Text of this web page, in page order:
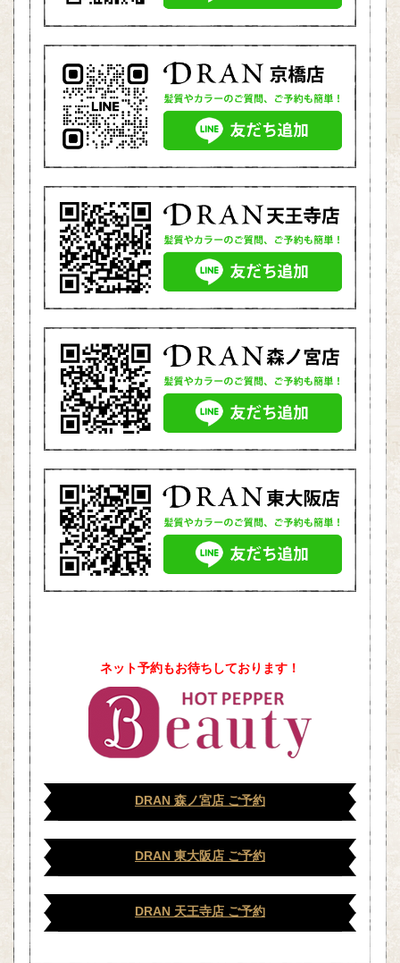
ネット予約もお待ちしております！
DRAN 森ノ宮店 ご予約
DRAN 東大阪店 ご予約
DRAN 天王寺店 ご予約